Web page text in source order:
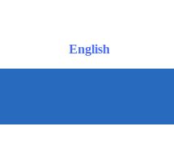
English